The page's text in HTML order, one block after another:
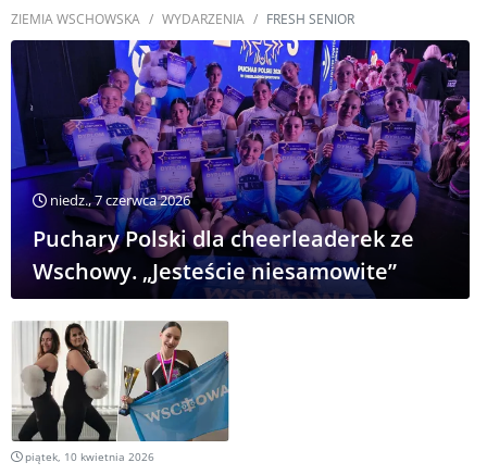
ZIEMIA WSCHOWSKA WYDARZENIA FRESH SENIOR
niedz., 7 czerwca 2026
Puchary Polski dla cheerleaderek ze
Wschowy. „Jesteście niesamowite”
piątek, 10 kwietnia 2026